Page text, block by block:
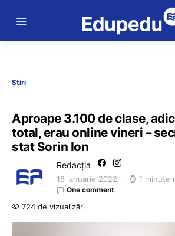
Știri
Aproape 3.100 de clase,
total, erau online vineri –
stat Sorin Ion
Redacția
18 ianuarie 2022 1 minute
One comment
724 de vizualizări